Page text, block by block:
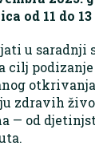
od 11 do
u saradnji
cilj
zdravih
— od